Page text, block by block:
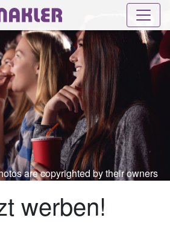
are copyrighted by their owners
werben!